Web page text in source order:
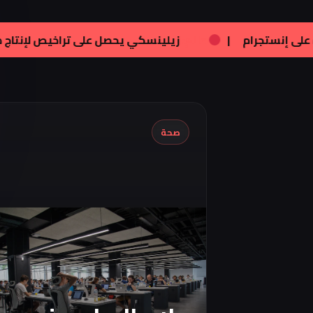
| فنون: تامر هجرس يشارك بصورته الجديدة على
صحة